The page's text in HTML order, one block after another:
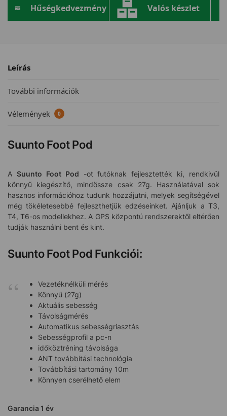
Hűségkedvezmény Valós készlet
Leírás
További információk
Vélemények 0
Suunto Foot Pod
A Suunto Foot Pod -ot futóknak fejlesztették ki, rendkivül
könnyű kiegészítő, mindössze csak 27g. Használatával sok
hasznos információhoz tudunk hozzájutni, melyek segítségével
még tökéletesebbé fejleszthetjük edzéseinket. Ajánljuk a T3,
T4, T6-os modellekhez. A GPS központú rendszerektől eltérően
tudják használni bent és kint.
Suunto Foot Pod Funkciói:
Vezetéknélküli mérés
Könnyű (27g)
Aktuális sebesség
Távolságmérés
Automatikus sebességriasztás
Sebességprofil a pc-n
időköztréning távolsága
ANT továbbítási technológia
Továbbítási tartomány 10m
Könnyen cserélhető elem
Garancia 1 év